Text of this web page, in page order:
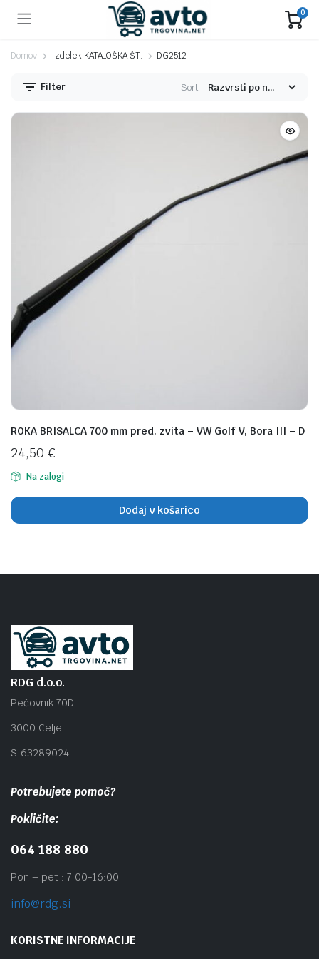
0
Domov Izdelek KATALOŠKA ŠT. DG2512
Filter Sort:
ROKA BRISALCA 700 mm pred. zvita – VW Golf V, Bora III – D
24,50 €
Na zalogi
Dodaj v košarico
RDG d.o.o.
Pečovnik 70D
3000 Celje
SI63289024
Potrebujete pomoč?
Pokličite:
064 188 880
Pon – pet : 7:00-16:00
info@rdg.si
KORISTNE INFORMACIJE